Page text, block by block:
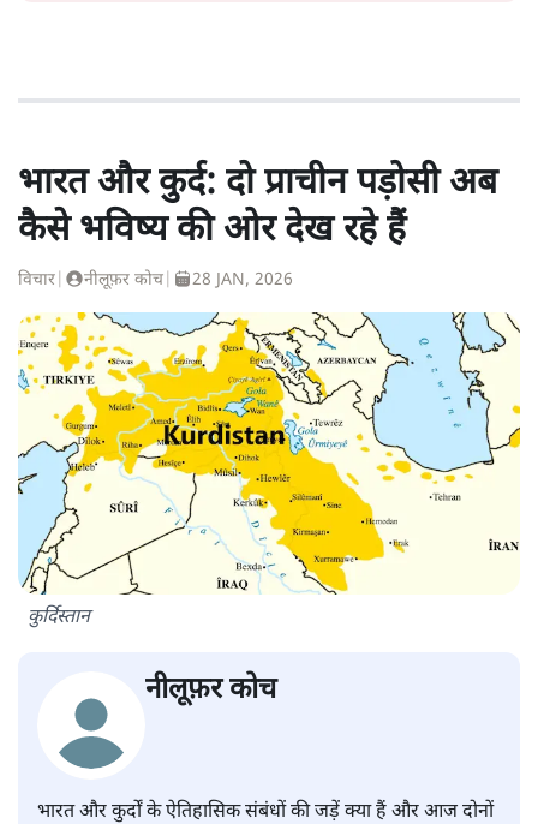
भारत और कुर्द: दो प्राचीन पड़ोसी अब
कैसे भविष्य की ओर देख रहे हैं
विचार नीलूफ़र कोच 28 JAN, 2026
कुर्दिस्तान
नीलूफ़र कोच
भारत और कुर्दों के ऐतिहासिक संबंधों की जड़ें क्या हैं और आज दोनों